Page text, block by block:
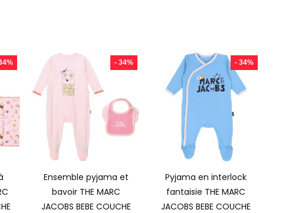
- 34%
Ensemble pyjama et
bavoir THE MARC
JACOBS BEBE COUCHE
- 34%
Pyjama en interlock
fantaisie THE MARC
JACOBS BEBE COUCHE